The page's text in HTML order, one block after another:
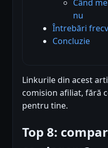
Când
nu
Întrebări
Concluzie
Linkurile din acest
comision afiliat, fără
pentru tine.
Top 8: